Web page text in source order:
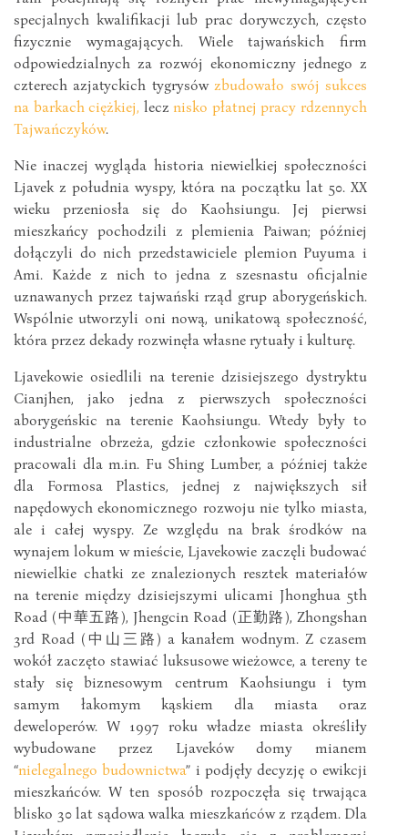
specjalnych kwalifikacji lub prac dorywczych, często
fizycznie wymagających. Wiele tajwańskich firm
odpowiedzialnych za rozwój ekonomiczny jednego z
czterech azjatyckich tygrysów zbudowało swój sukces
na barkach ciężkiej, lecznisko płatnej pracy rdzennych
Tajwańczyków.
Nie inaczej wygląda historia niewielkiej społeczności
Ljavek z południa wyspy, która na początku lat 50. XX
wieku przeniosła się do Kaohsiungu. Jej pierwsi
mieszkańcy pochodzili z plemienia Paiwan; później
dołączyli do nich przedstawiciele plemion Puyuma i
Ami. Każde z nich to jedna z szesnastu oficjalnie
uznawanych przez tajwański rząd grup aborygeńskich.
Wspólnie utworzyli oni nową, unikatową społeczność,
która przez dekady rozwinęła własne rytuały i kulturę.
Ljavekowie osiedlili na terenie dzisiejszego dystryktu
Cianjhen, jako jedna z pierwszych społeczności
aborygeńskic na terenie Kaohsiungu. Wtedy były to
industrialne obrzeża, gdzie członkowie społeczności
pracowali dla m.in. Fu Shing Lumber, a później także
dla Formosa Plastics, jednej z największych sił
napędowych ekonomicznego rozwoju nie tylko miasta,
ale i całej wyspy. Ze względu na brak środków na
wynajem lokum w mieście, Ljavekowie zaczęli budować
niewielkie chatki ze znalezionych resztek materiałów
na terenie między dzisiejszymi ulicami Jhonghua 5th
Road (中華五路), Jhengcin Road (正勤路), Zhongshan
3rd Road (中山三路) a kanałem wodnym. Z czasem
wokół zaczęto stawiać luksusowe wieżowce, a tereny te
stały się biznesowym centrum Kaohsiungu i tym
samym łakomym kąskiem dla miasta oraz
deweloperów. W 1997 roku władze miasta określiły
wybudowane przez Ljaveków domy mianem
“nielegalnego budownictwa” i podjęły decyzję o ewikcji
mieszkańców. W ten sposób rozpoczęła się trwająca
blisko 30 lat sądowa walka mieszkańców z rządem. Dla